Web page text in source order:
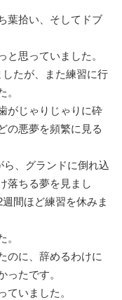
葉拾い、そしてドブ
思っていました。
たが、また練習に行
。
がじゃりじゃりに砕
の悪夢を頻繁に見る
ら、グランドに倒れ込
落ちる夢を見まし
間ほど練習を休みま
。
のに、辞めるわけに
ったです。
ていました。